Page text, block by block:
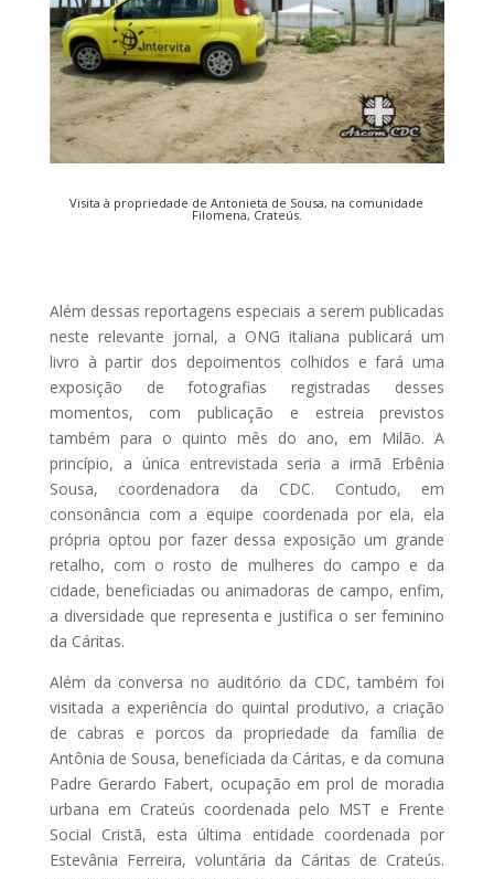
Visita à propriedade de Antonieta de Sousa, na comunidade
Filomena, Crateús.
Além dessas reportagens especiais a serem publicadas
neste relevante jornal, a ONG italiana publicará um
livro à partir dos depoimentos colhidos e fará uma
exposição de fotografias registradas desses
momentos, com publicação e estreia previstos
também para o quinto mês do ano, em Milão. A
princípio, a única entrevistada seria a irmã Erbênia
Sousa, coordenadora da CDC. Contudo, em
consonância com a equipe coordenada por ela, ela
própria optou por fazer dessa exposição um grande
retalho, com o rosto de mulheres do campo e da
cidade, beneficiadas ou animadoras de campo, enfim,
a diversidade que representa e justifica o ser feminino
da Cáritas.
Além da conversa no auditório da CDC, também foi
visitada a experiência do quintal produtivo, a criação
de cabras e porcos da propriedade da família de
Antônia de Sousa, beneficiada da Cáritas, e da comuna
Padre Gerardo Fabert, ocupação em prol de moradia
urbana em Crateús coordenada pelo MST e Frente
Social Cristã, esta última entidade coordenada por
Estevânia Ferreira, voluntária da Cáritas de Crateús.